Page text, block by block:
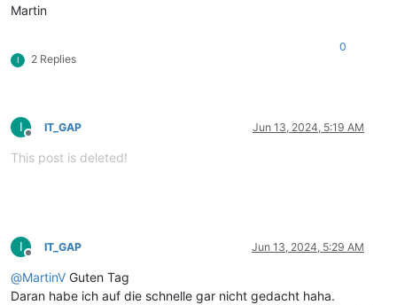
Martin
I 2 Replies
0
I
Offline
IT_GAP Jun 13, 2024, 5:19 AM
This post is deleted!
I
Offline
IT_GAP Jun 13, 2024, 5:29 AM
@MartinV Guten Tag
Daran habe ich auf die schnelle gar nicht gedacht haha.